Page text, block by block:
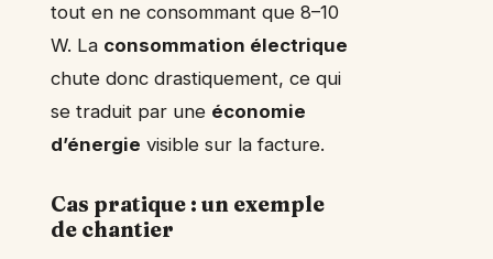
tout en ne consommant que 8–10
W. La consommation électrique
chute donc drastiquement, ce qui
se traduit par une économie
d’énergie visible sur la facture.
Cas pratique : un exemple
de chantier